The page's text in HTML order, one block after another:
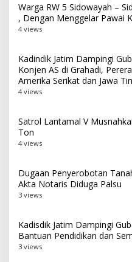
Warga RW 5 Sidowayah –
, Dengan Menggelar Pawai
4 views
Kadindik Jatim Dampingi
Konjen AS di Grahadi,
Amerika Serikat dan Jawa
4 views
Satrol Lantamal V
Ton
4 views
Dugaan Penyerobotan
Akta Notaris Diduga Palsu
3 views
Kadisdik Jatim Dampingi
Bantuan Pendidikan dan
3 views